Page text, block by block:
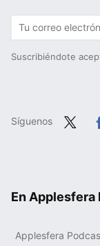
Suscribiéndote
Síguenos
En Applesfera
Applesfera